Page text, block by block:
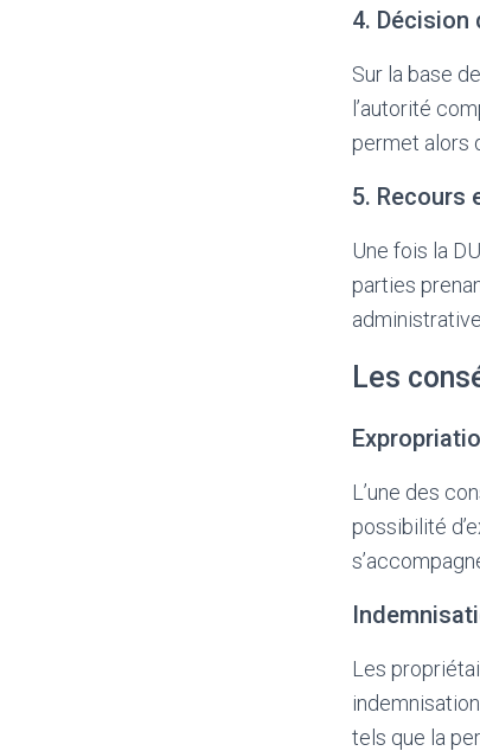
4. Décision
Sur la base
l’autorité
permet alors
5. Recours
Une fois la
parties
Les
L’une des
possibilité
Les
tels que la